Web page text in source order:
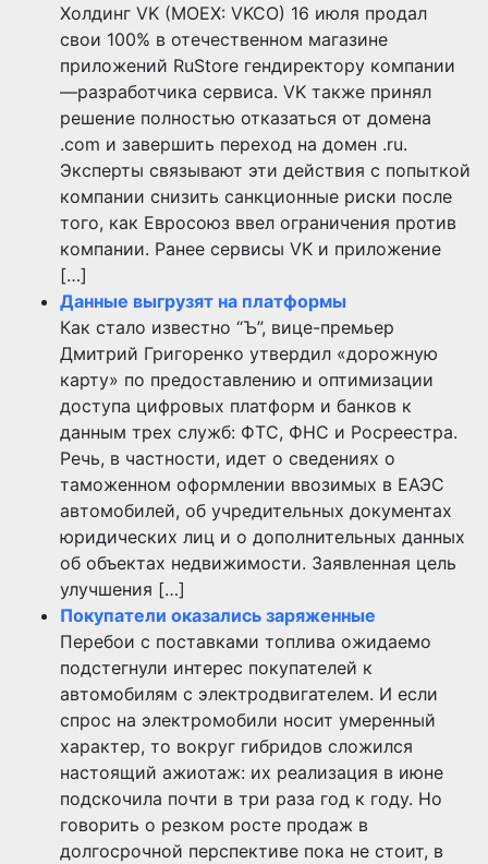
Холдинг VK (MOEX: VKCO) 16 июля продал
свои 100% в отечественном магазине
приложений RuStore гендиректору компании
—разработчика сервиса. VK также принял
решение полностью отказаться от домена
.com и завершить переход на домен .ru.
Эксперты связывают эти действия с попыткой
компании снизить санкционные риски после
того, как Евросоюз ввел ограничения против
компании. Ранее сервисы VK и приложение
[…]
Данные выгрузят на платформы
Как стало известно “Ъ”, вице-премьер
Дмитрий Григоренко утвердил «дорожную
карту» по предоставлению и оптимизации
доступа цифровых платформ и банков к
данным трех служб: ФТС, ФНС и Росреестра.
Речь, в частности, идет о сведениях о
таможенном оформлении ввозимых в ЕАЭС
автомобилей, об учредительных документах
юридических лиц и о дополнительных данных
об объектах недвижимости. Заявленная цель
улучшения […]
Покупатели оказались заряженные
Перебои с поставками топлива ожидаемо
подстегнули интерес покупателей к
автомобилям с электродвигателем. И если
спрос на электромобили носит умеренный
характер, то вокруг гибридов сложился
настоящий ажиотаж: их реализация в июне
подскочила почти в три раза год к году. Но
говорить о резком росте продаж в
долгосрочной перспективе пока не стоит, в